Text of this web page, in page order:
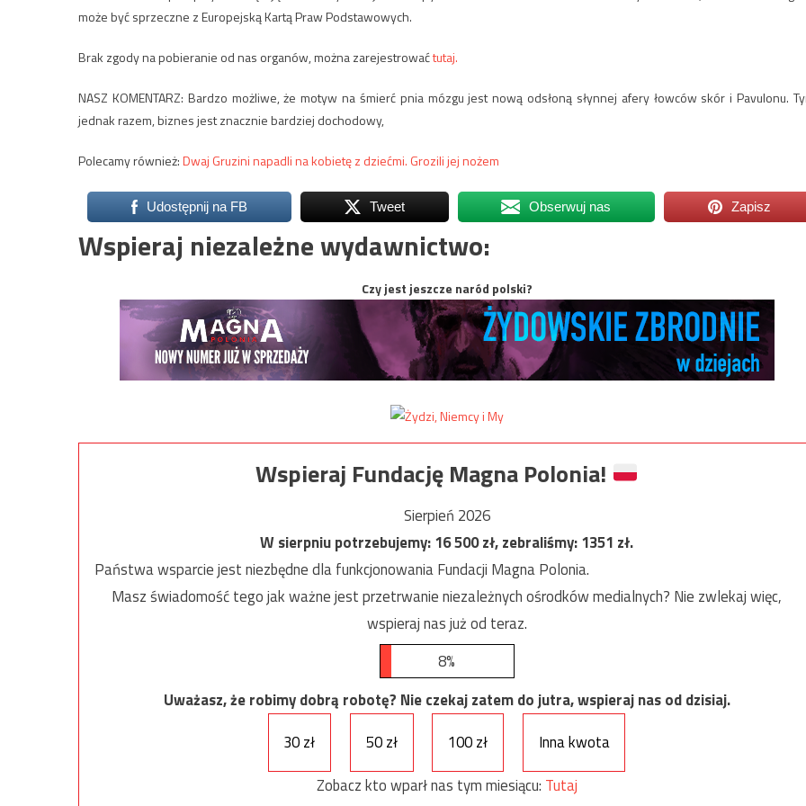
może być sprzeczne z Europejską Kartą Praw Podstawowych.
Brak zgody na pobieranie od nas organów, można zarejestrowaćtutaj.
NASZ KOMENTARZ: Bardzo możliwe, że motyw na śmierć pnia mózgu jest nową odsłoną słynnej afery łowców skór i Pavulonu.
jednak razem, biznes jest znacznie bardziej dochodowy,
Polecamy również:Dwaj Gruzini napadli na kobietę z dziećmi. Grozili jej nożem
Udostępnij na FB Tweet Obserwuj nas Zapisz
Wspieraj niezależne wydawnictwo:
Czy jest jeszcze naród polski?
Wspieraj Fundację Magna Polonia!
Sierpień 2026
W sierpniu potrzebujemy:16 500zł, zebraliśmy:1351 zł.
Państwa wsparcie jest niezbędne dla funkcjonowania Fundacji Magna Polonia.
Masz świadomość tego jak ważne jest przetrwanie niezależnych ośrodków medialnych? Nie zwlekaj więc,
wspieraj nas już od teraz.
8%
Uważasz, że robimy dobrą robotę? Nie czekaj zatem do jutra, wspieraj nas od dzisiaj.
30 zł
50 zł 100 zł
Inna kwota
Zobacz kto wparł nas tym miesiącu: Tutaj